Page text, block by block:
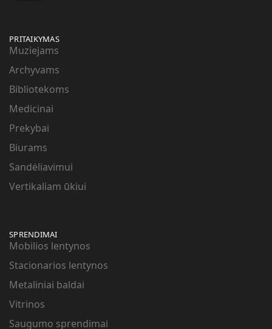
PRITAIKYMAS
Muziejams
Archyvams
Bibliotekoms
Medicinai
Prekybai
Biurams
Sandėliavimui
Vertikaliam ūkiui
SPRENDIMAI
Mobilios lentynos
Stacionarios lentynos
Metaliniai baldai
Vitrinos
Saugumo sprendimai